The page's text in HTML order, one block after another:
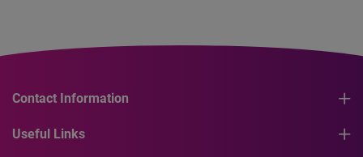
Contact Information
Useful Links